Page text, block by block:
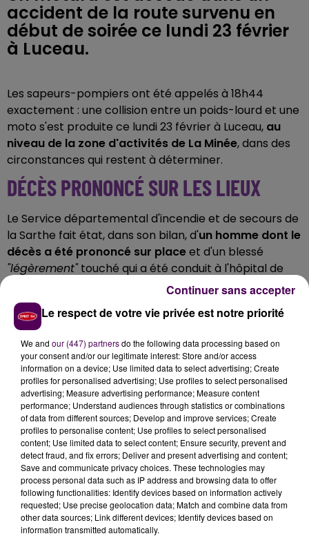
accident de la route survenu en
début de soirée ce lundi 23 février
à Luceau.
Les sapeurs-pompiers ont été appelés à 18h44
exactement : une collision entre un poids-lourd et une
moto s'est produite ce lundi 23 février à Luceau, au
niveau de la zone d'activités de La Minée, dans des
circonstances qui restent à déterminer.
DÉCÈS PRONONCÉ SUR LES LIEUX
Le Service départemental d'incendie et de secours de
la Sarthe fait état, dans son bilan, d'un homme dont le
décès a été prononcé sur placeet d'un blessé
"légèrement"touché qui a été conduit à l'hôpital de
Château-du-Loir. Huit pompiers ont été mobilisés,
avec trois engins d'intervention.
NOUVEAU DRAME DANS LE SECTEUR
Dix jours plus tôt, dans la soirée du samedi 14 février,
c'est à une dizaine de kilomètres de là,à Dissay-
sous-Courcillon, que s'était produit un précédent
accident mortel sur la route : un automobiliste avait
succombé suite à une perte de contrôle.
Le respect de votre vie privée est notre priorité
We and our (447) partnersdo the following data processing based on
your consent and/or our legitimate interest: Store and/or access
information on a device; Use limited data to select advertising; Create
profiles for personalised advertising; Use profiles to select personalised
advertising; Measure advertising performance; Measure content
performance; Understand audiences through statistics or combinations
of data from different sources; Develop and improve services; Create
profiles to personalise content; Use profiles to select personalised
content; Use limited data to select content; Ensure security, prevent and
detect fraud, and fix errors; Deliver and present advertising and content;
Save and communicate privacy choices. These technologies may
process personal data such as IP address and browsing data to offer
following functionalities: Identify devices based on information actively
requested; Use precise geolocation data; Match and combine data from
other data sources; Link different devices; Identify devices based on
information transmitted automatically.
Continuer sans accepter